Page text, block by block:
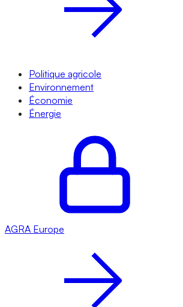
Politique agricole
Environnement
Économie
Énergie
AGRA Europe